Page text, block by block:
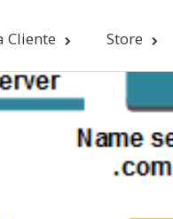
Cliente Store